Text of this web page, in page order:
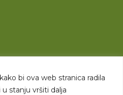
bi ova web stranica radila
stanju vršiti dalja